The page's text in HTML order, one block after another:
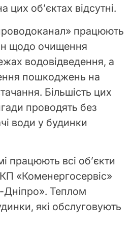
цих об’єктах відсутні.
працюють
щодо очищення
водовідведення, а
пошкоджень на
Більшість цих
проводять без
води у будинки
працюють всі об’єкти
«Коменергосервіс»
Теплом
які обслуговують